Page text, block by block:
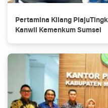
Pertamina Kilang
Kanwil Kemenkum Sumsel